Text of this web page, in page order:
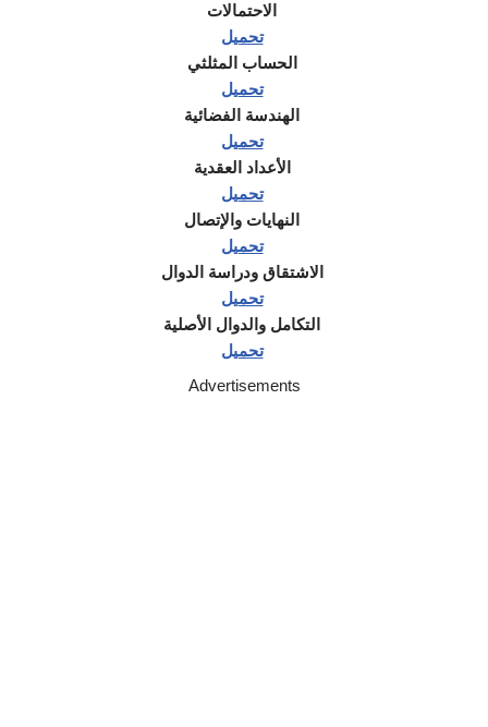
الاحتمالات
تحميل
الحساب المثلثي
تحميل
الهندسة الفضائية
تحميل
الأعداد العقدية
تحميل
النهايات والإتصال
تحميل
الاشتقاق ودراسة الدوال
تحميل
التكامل والدوال الأصلية
تحميل
Advertisements